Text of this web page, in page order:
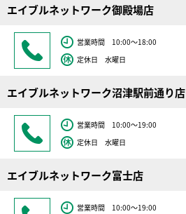
エイブルネットワーク御殿場店
営業時間 10:00～18:00
定休日 水曜日
エイブルネットワーク沼津駅前通り店
営業時間 10:00～19:00
定休日 水曜日
エイブルネットワーク富士店
営業時間 10:00～19:00